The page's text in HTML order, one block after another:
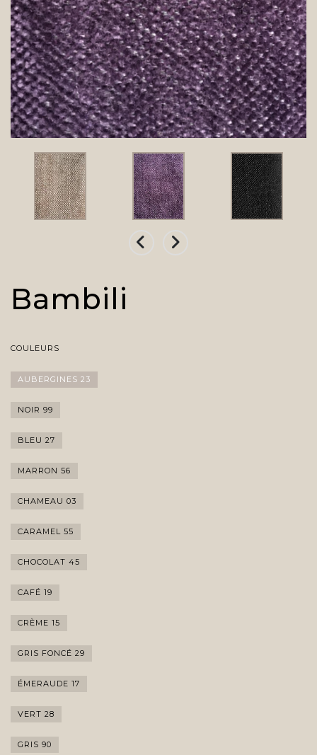
Bambili
COULEURS
AUBERGINES 23
NOIR 99
BLEU 27
MARRON 56
CHAMEAU 03
CARAMEL 55
CHOCOLAT 45
CAFÉ 19
CRÈME 15
GRIS FONCÉ 29
ÉMERAUDE 17
VERT 28
GRIS 90